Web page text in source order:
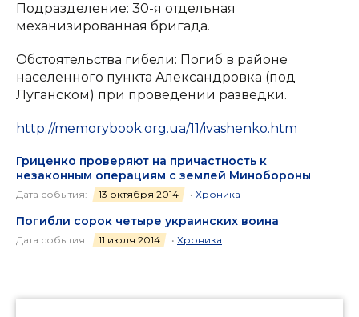
Подразделение: 30-я отдельная
механизированная бригада.
Обстоятельства гибели: Погиб в районе
населенного пункта Александровка (под
Луганском) при проведении разведки.
http://memorybook.org.ua/11/ivashenko.htm
Гриценко проверяют на причастность к
незаконным операциям с землей Минобороны
Дата события: 13 октября 2014 • Хроника
Погибли сорок четыре украинских воина
Дата события: 11 июля 2014 • Хроника